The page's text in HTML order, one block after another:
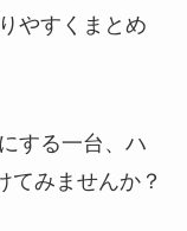
やすくまとめ
する一台、ハ
てみませんか？